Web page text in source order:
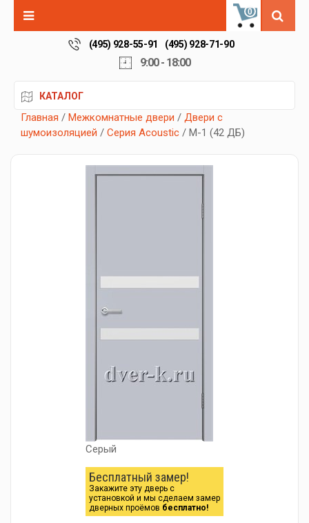
0
(495) 928-55-91 (495) 928-71-90
9:00 - 18:00
КАТАЛОГ
Главная / Межкомнатные двери / Двери с
шумоизоляцией / Серия Acoustic / М-1 (42 ДБ)
Серый
Бесплатный замер!
Закажите эту дверь с
установкой и мы сделаем замер
дверных проёмов бесплатно!